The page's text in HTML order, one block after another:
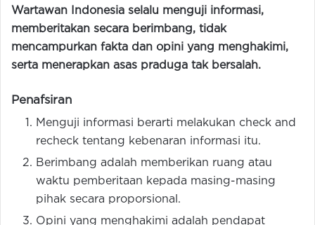
Wartawan Indonesia selalu menguji informasi,
memberitakan secara berimbang, tidak
mencampurkan fakta dan opini yang menghakimi,
serta menerapkan asas praduga tak bersalah.
Penafsiran
Menguji informasi berarti melakukan check and
recheck tentang kebenaran informasi itu.
Berimbang adalah memberikan ruang atau
waktu pemberitaan kepada masing-masing
pihak secara proporsional.
Opini yang menghakimi adalah pendapat